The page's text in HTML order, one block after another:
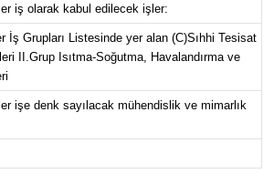
iş olarak kabul edilecek işler:
İş Grupları Listesinde yer alan (C)Sıhhi Tesisat
II.Grup Isıtma-Soğutma, Havalandırma ve
işe denk sayılacak mühendislik ve mimarlık